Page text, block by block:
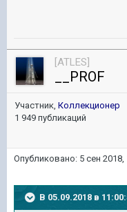
[ATLES]
__PROF
Участник, Коллекционер
1 949 публикаций
Опубликовано: 5 сен 2018,
В 05.09.2018 в